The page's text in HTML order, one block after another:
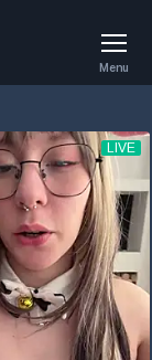
Menu